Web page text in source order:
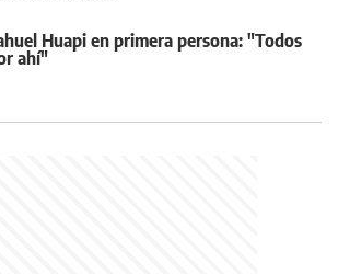
Huapi en primera persona: "Todos
ahí"